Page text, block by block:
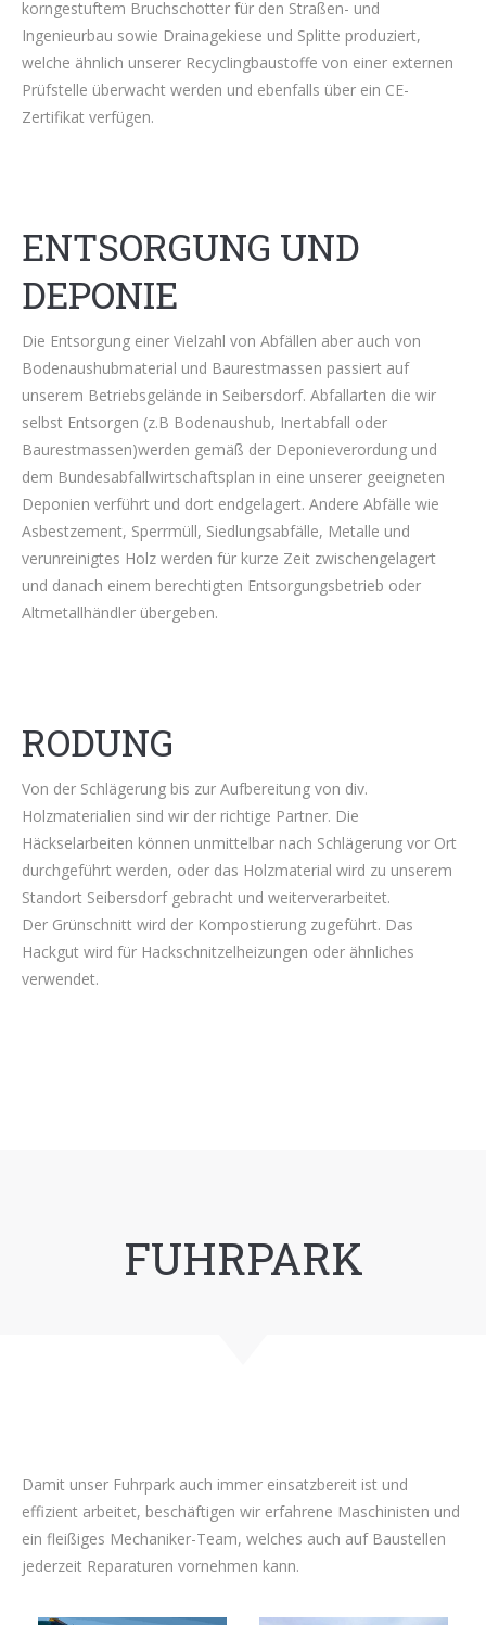
korngestuftem Bruchschotter für den Straßen- und
Ingenieurbau sowie Drainagekiese und Splitte produziert,
welche ähnlich unserer Recyclingbaustoffe von einer externen
Prüfstelle überwacht werden und ebenfalls über ein CE-
Zertifikat verfügen.
ENTSORGUNG UND
DEPONIE
Die Entsorgung einer Vielzahl von Abfällen aber auch von
Bodenaushubmaterial und Baurestmassen passiert auf
unserem Betriebsgelände in Seibersdorf. Abfallarten die wir
selbst Entsorgen (z.B Bodenaushub, Inertabfall oder
Baurestmassen)werden gemäß der Deponieverordung und
dem Bundesabfallwirtschaftsplan in eine unserer geeigneten
Deponien verführt und dort endgelagert. Andere Abfälle wie
Asbestzement, Sperrmüll, Siedlungsabfälle, Metalle und
verunreinigtes Holz werden für kurze Zeit zwischengelagert
und danach einem berechtigten Entsorgungsbetrieb oder
Altmetallhändler übergeben.
RODUNG
Von der Schlägerung bis zur Aufbereitung von div.
Holzmaterialien sind wir der richtige Partner. Die
Häckselarbeiten können unmittelbar nach Schlägerung vor Ort
durchgeführt werden, oder das Holzmaterial wird zu unserem
Standort Seibersdorf gebracht und weiterverarbeitet.
Der Grünschnitt wird der Kompostierung zugeführt. Das
Hackgut wird für Hackschnitzelheizungen oder ähnliches
verwendet.
FUHRPARK
Damit unser Fuhrpark auch immer einsatzbereit ist und
effizient arbeitet, beschäftigen wir erfahrene Maschinisten und
ein fleißiges Mechaniker-Team, welches auch auf Baustellen
jederzeit Reparaturen vornehmen kann.